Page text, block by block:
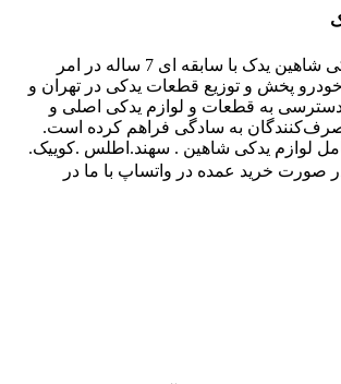
مجموعه لوازم یدکی شاهین یدک با سابقه ای 7 ساله در امر
خودرو پخش و توزیع قطعات یدکی در تهران و
دسترسی به قطعات و لوازم یدکی اصلی و
به سادگی فراهم کرده است.
لوازم یدکی شاهین . سهند.اطلس .کوییک.
در صورت خرید عمده در واتساپ با ما در